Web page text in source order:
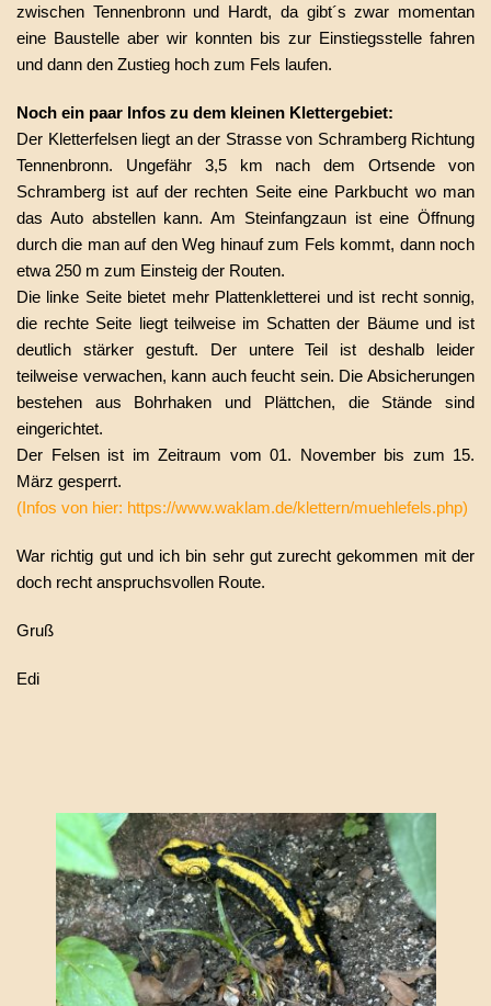
zwischen Tennenbronn und Hardt, da gibt´s zwar momentan
eine Baustelle aber wir konnten bis zur Einstiegsstelle fahren
und dann den Zustieg hoch zum Fels laufen.
Noch ein paar Infos zu dem kleinen Klettergebiet:
Der Kletterfelsen liegt an der Strasse von Schramberg Richtung
Tennenbronn. Ungefähr 3,5 km nach dem Ortsende von
Schramberg ist auf der rechten Seite eine Parkbucht wo man
das Auto abstellen kann. Am Steinfangzaun ist eine Öffnung
durch die man auf den Weg hinauf zum Fels kommt, dann noch
etwa 250 m zum Einsteig der Routen.
Die linke Seite bietet mehr Plattenkletterei und ist recht sonnig,
die rechte Seite liegt teilweise im Schatten der Bäume und ist
deutlich stärker gestuft. Der untere Teil ist deshalb leider
teilweise verwachen, kann auch feucht sein. Die Absicherungen
bestehen aus Bohrhaken und Plättchen, die Stände sind
eingerichtet.
Der Felsen ist im Zeitraum vom 01. November bis zum 15.
März gesperrt.
(Infos von hier: https://www.waklam.de/klettern/muehlefels.php)
War richtig gut und ich bin sehr gut zurecht gekommen mit der
doch recht anspruchsvollen Route.
Gruß
Edi